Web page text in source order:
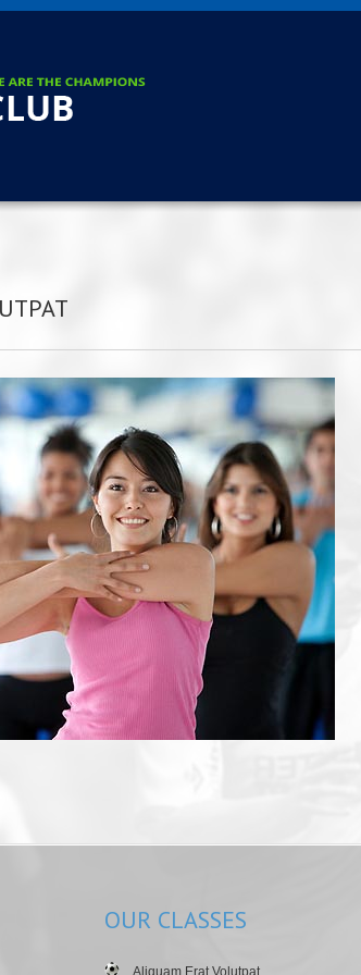
OUR CLASSES
Aliquam Erat Volutpat